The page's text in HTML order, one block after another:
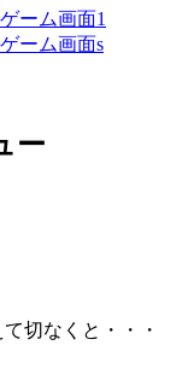
ー
切なくと・・・